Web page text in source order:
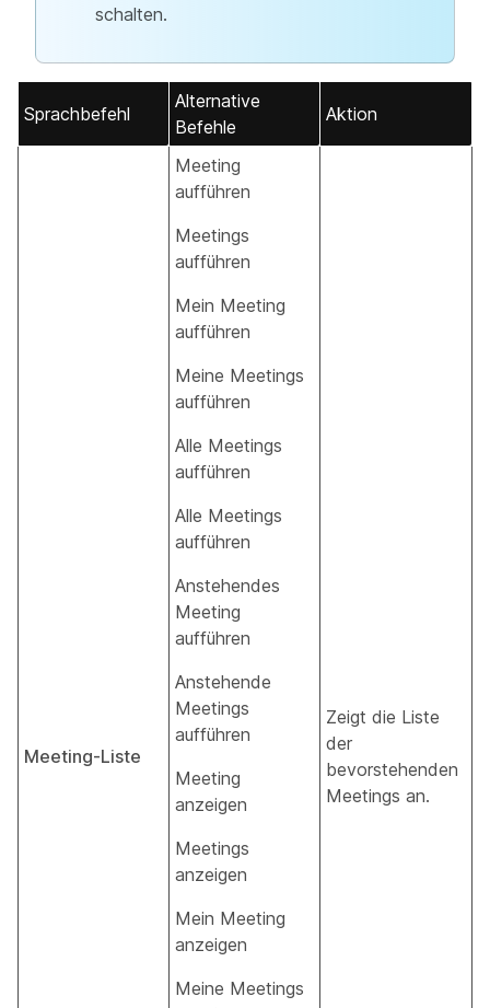
schalten.
Sprachbefehl
Alternative
Befehle
Aktion
Meeting-Liste
Meeting
aufführen
Meetings
aufführen
Mein Meeting
aufführen
Meine Meetings
aufführen
Alle Meetings
aufführen
Alle Meetings
aufführen
Anstehendes
Meeting
aufführen
Anstehende
Meetings
aufführen
Meeting
anzeigen
Meetings
anzeigen
Mein Meeting
anzeigen
Meine Meetings
Zeigt die Liste
der
bevorstehenden
Meetings an.